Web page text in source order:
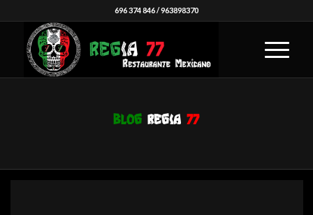
696 374 846/963898370
BLOG REGIA 77